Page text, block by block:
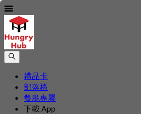
禮品卡
部落格
餐廳專屬
下載 App